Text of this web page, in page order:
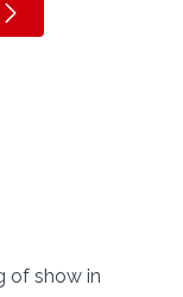
of show in